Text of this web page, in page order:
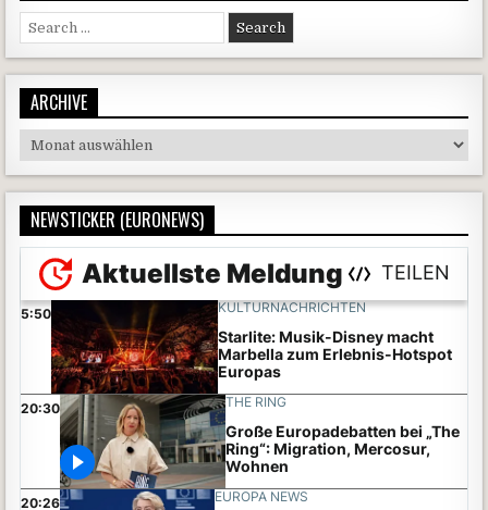
Search for:
ARCHIVE
Archive
NEWSTICKER (EURONEWS)